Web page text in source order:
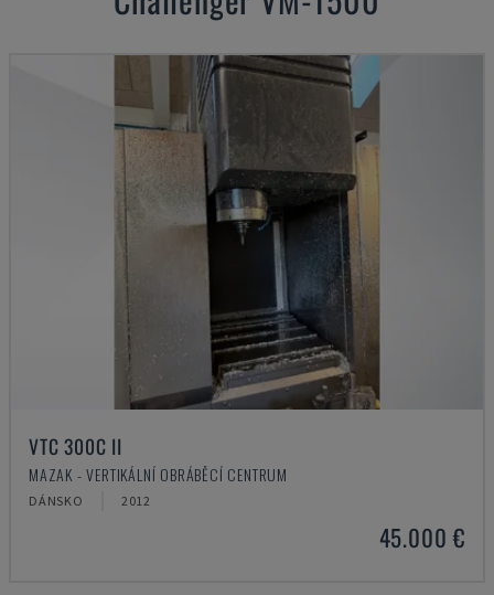
VTC 300C II
MAZAK - VERTIKÁLNÍ OBRÁBĚCÍ CENTRUM
DÁNSKO 2012
45.000 €